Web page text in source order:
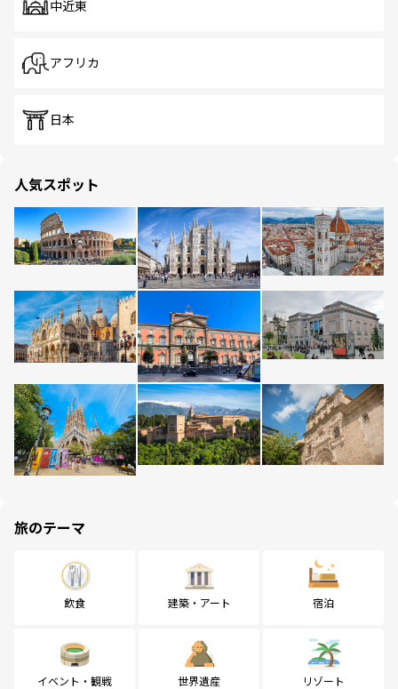
中近東
アフリカ
日本
人気スポット
旅のテーマ
飲食 建築・アート 宿泊
イベント・観戦 世界遺産 リゾート